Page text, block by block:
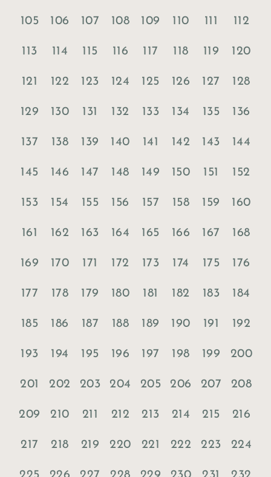
105 106 107 108 109 110 111 112
113 114 115 116 117 118 119 120
121 122 123 124 125 126 127 128
129 130 131 132 133 134 135 136
137 138 139 140 141 142 143 144
145 146 147 148 149 150 151 152
153 154 155 156 157 158 159 160
161 162 163 164 165 166 167 168
169 170 171 172 173 174 175 176
177 178 179 180 181 182 183 184
185 186 187 188 189 190 191 192
193 194 195 196 197 198 199 200
201 202 203 204 205 206 207 208
209 210 211 212 213 214 215 216
217 218 219 220 221 222 223 224